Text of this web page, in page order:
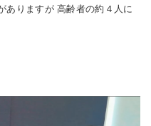
ありますが 高齢者の約４人に